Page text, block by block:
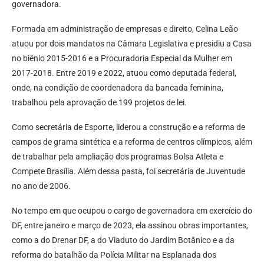
governadora.
Formada em administração de empresas e direito, Celina Leão
atuou por dois mandatos na Câmara Legislativa e presidiu a Casa
no biênio 2015-2016 e a Procuradoria Especial da Mulher em
2017-2018. Entre 2019 e 2022, atuou como deputada federal,
onde, na condição de coordenadora da bancada feminina,
trabalhou pela aprovação de 199 projetos de lei.
Como secretária de Esporte, liderou a construção e a reforma de
campos de grama sintética e a reforma de centros olímpicos, além
de trabalhar pela ampliação dos programas Bolsa Atleta e
Compete Brasília. Além dessa pasta, foi secretária de Juventude
no ano de 2006.
No tempo em que ocupou o cargo de governadora em exercício do
DF, entre janeiro e março de 2023, ela assinou obras importantes,
como a do Drenar DF, a do Viaduto do Jardim Botânico e a da
reforma do batalhão da Polícia Militar na Esplanada dos